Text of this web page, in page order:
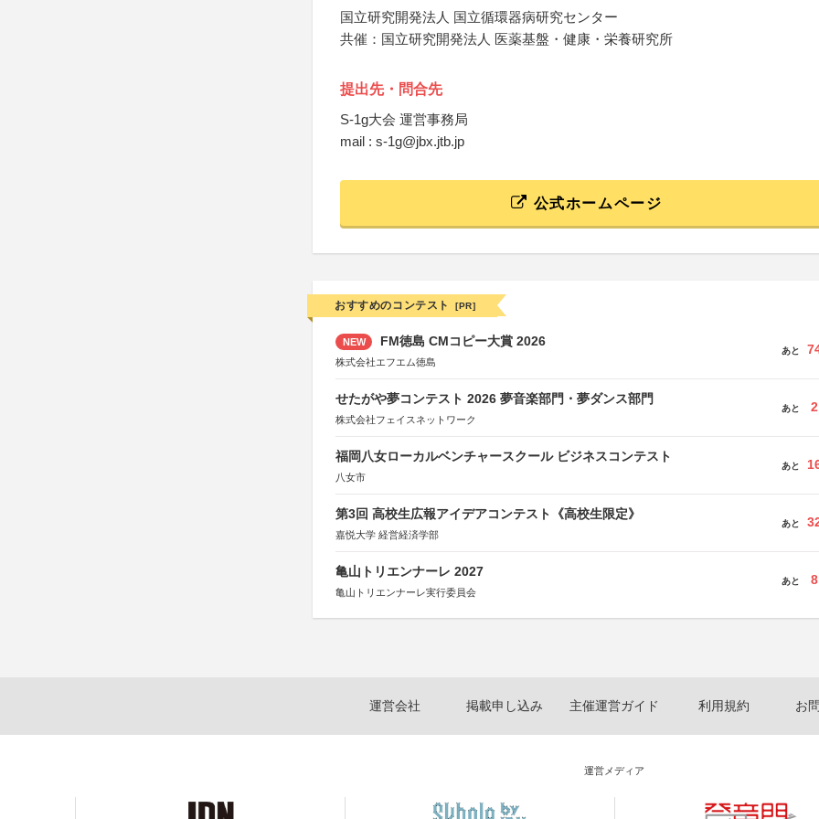
国立研究開発法人 国立循環器病研究センター
共催：国立研究開発法人 医薬基盤・健康・栄養研究所
提出先・問合先
S-1g大会 運営事務局
mail : s-1g@jbx.jtb.jp
公式ホームページ
おすすめのコンテスト [PR]
NEW FM徳島 CMコピー大賞 2026
株式会社エフエム徳島
あと
せたがや夢コンテスト 2026 夢音楽部門・夢ダンス部門
株式会社フェイスネットワーク
あと 2
福岡八女ローカルベンチャースクール ビジネスコンテスト
八女市
あと
第3回 高校生広報アイデアコンテスト《高校生限定》
嘉悦大学 経営経済学部
あと
亀山トリエンナーレ 2027
亀山トリエンナーレ実行委員会
あと 8
運営会社 掲載申し込み 主催運営ガイド 利用規約 お
運営メディア